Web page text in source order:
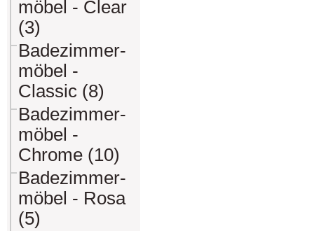
möbel - Clear
(3)
Badezimmer-
möbel -
Classic (8)
Badezimmer-
möbel -
Chrome (10)
Badezimmer-
möbel - Rosa
(5)